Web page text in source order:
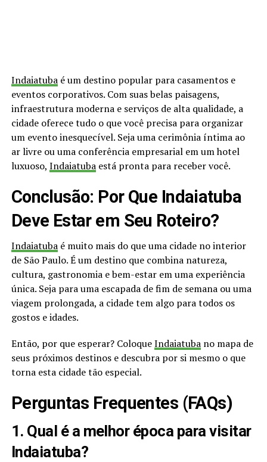
Indaiatubaé um destino popular para casamentos e
eventos corporativos. Com suas belas paisagens,
infraestrutura moderna e serviços de alta qualidade, a
cidade oferece tudo o que você precisa para organizar
um evento inesquecível. Seja uma cerimônia íntima ao
ar livre ou uma conferência empresarial em um hotel
luxuoso, Indaiatubaestá pronta para receber você.
Conclusão: Por Que Indaiatuba
Deve Estar em Seu Roteiro?
Indaiatubaé muito mais do que uma cidade no interior
de São Paulo. É um destino que combina natureza,
cultura, gastronomia e bem-estar em uma experiência
única. Seja para uma escapada de fim de semana ou uma
viagem prolongada, a cidade tem algo para todos os
gostos e idades.
Então, por que esperar? ColoqueIndaiatubano mapa de
seus próximos destinos e descubra por si mesmo o que
torna esta cidade tão especial.
Perguntas Frequentes (FAQs)
1. Qual é a melhor época para visitar
Indaiatuba?